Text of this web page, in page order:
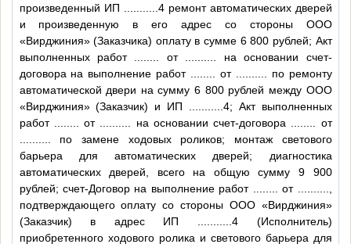
произведенный ИП
...........4ремонт автоматических дверей
и произведенную в его адрес со стороны ООО
«Вирджиния» (Заказчика) оплату в сумме 6 800 рублей; Акт
выполненных работ
от
на основании счет-
договора на выполнение работ
от
по ремонту
автоматической двери на сумму 6 800 рублей между ООО
«Вирджиния» (Заказчик) и ИП
...........4; Акт выполненных
работ
от на основании счет-договора
от
по замене ходовых роликов; монтаж светового
барьера для автоматических дверей; диагностика
автоматических дверей, всего на общую сумму 9 900
рублей; счет-Договор на выполнение работ
от
подтверждающего оплату со стороны ООО «Вирджиния»
(Заказчик) в адрес ИП
...........4(Исполнитель)
приобретенного ходового ролика и светового барьера для